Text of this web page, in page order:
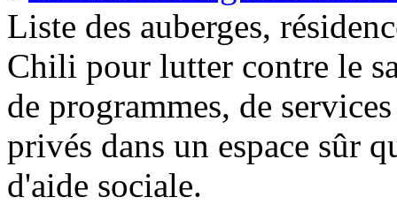
Liste des auberges,
Chili pour lutter contre le
de programmes, de
privés dans un espace sûr
d'aide sociale.